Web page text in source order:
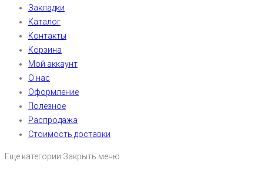
Закладки
Каталог
Контакты
Корзина
Мой аккаунт
О нас
Оформление
Полезное
Распродажа
Стоимость доставки
Еще категории Закрыть меню